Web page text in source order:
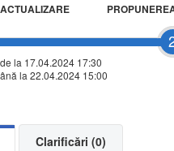
de la 17.04.2024 17:30
la 22.04.2024 15:00
Clarificări (0)